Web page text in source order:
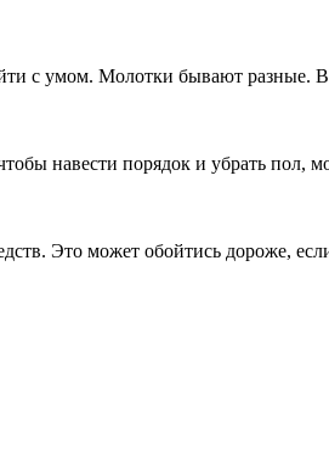
с умом. Молотки бывают разные.
навести порядок и убрать пол,
Это может обойтись дороже,